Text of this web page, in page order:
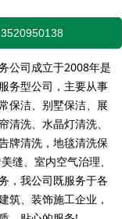
司成立于2008年是
务型公司，主要从事
保洁、别墅保洁、展
清洗、水晶灯清洗、
牌清洗，地毯清洗保
缝、室内空气治理、
，我公司既服务于各
筑、装饰施工企业，